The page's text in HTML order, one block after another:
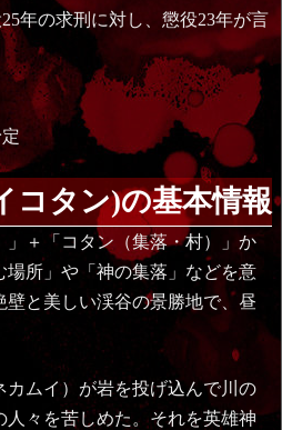
年の求刑に対し、懲役23年が言
コタン)の基本情報
」＋「コタン（集落・村）」か
場所」や「神の集落」などを意
と美しい渓谷の景勝地で、昼
ムイ）が岩を投げ込んで川の
々を苦しめた。それを英雄神